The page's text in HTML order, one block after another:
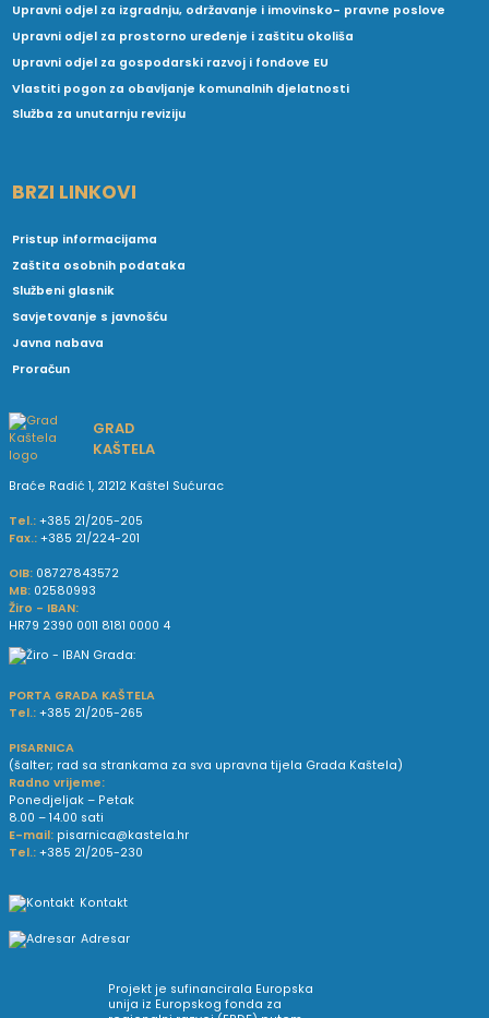
Upravni odjel za izgradnju, održavanje i imovinsko- pravne poslove
Upravni odjel za prostorno uređenje i zaštitu okoliša
Upravni odjel za gospodarski razvoj i fondove EU
Vlastiti pogon za obavljanje komunalnih djelatnosti
Služba za unutarnju reviziju
BRZI LINKOVI
Pristup informacijama
Zaštita osobnih podataka
Službeni glasnik
Savjetovanje s javnošću
Javna nabava
Proračun
GRAD
KAŠTELA
Braće Radić 1, 21212 Kaštel Sućurac
Tel.: +385 21/205-205
Fax.: +385 21/224-201
OIB: 08727843572
MB: 02580993
Žiro - IBAN:
HR79 2390 0011 8181 0000 4
PORTA GRADA KAŠTELA
Tel.: +385 21/205-265
PISARNICA
(šalter; rad sa strankama za sva upravna tijela Grada Kaštela)
Radno vrijeme:
Ponedjeljak – Petak
8.00 – 14.00 sati
E-mail: pisarnica@kastela.hr
Tel.: +385 21/205-230
Kontakt
Adresar
Projekt je sufinancirala Europska
unija iz Europskog fonda za